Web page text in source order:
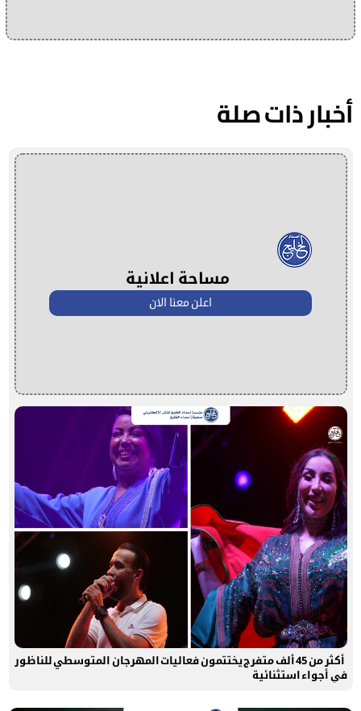
أخبار ذات صلة
مساحة اعلانية
اعلن معنا الان
أكثر من 45 ألف متفرج يختتمون فعاليات المهرجان المتوسطي للناظور
في أجواء استثنائية